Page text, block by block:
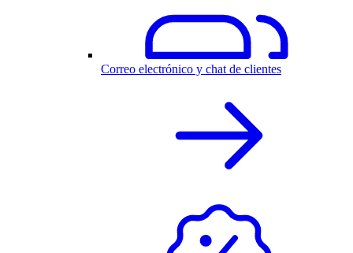
Correo electrónico y chat de clientes